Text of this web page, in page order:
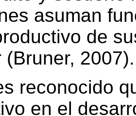
asuman
de
(Bruner, 2007).
reconocido
en el